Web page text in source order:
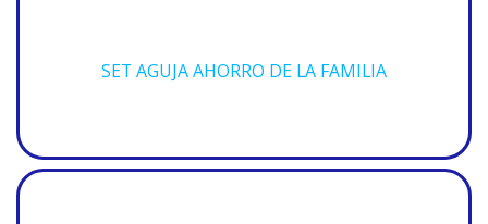
SET AGUJA AHORRO DE LA FAMILIA